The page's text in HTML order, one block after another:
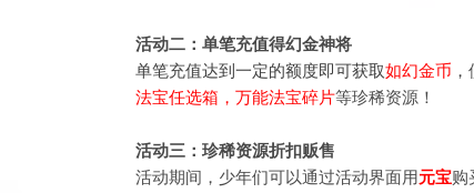
活动二：单笔充值得幻金神将
单笔充值达到一定的额度即可获取如幻金币 ，
法宝任选箱，万能法宝碎片等珍稀资源！
活动三：珍稀资源折扣贩售
活动期间，少年们可以通过活动界面用元宝购